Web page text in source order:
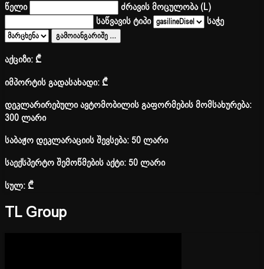
წელი
ძრავის მოცულობა (L)
საწვავის ტიპი
საჭე
გამოიანგარიშე …
აქციზი:₾
იმპორტის გადასახადი:₾
დეკლარირებული ავტომობილის გაფორმების მომსახურება:
300 ლარი
საბაჟო დეკლარაციის შევსება: 50 ლარი
საექსპერტო შემოწმების აქტი: 50 ლარი
სულ:₾
TL Group